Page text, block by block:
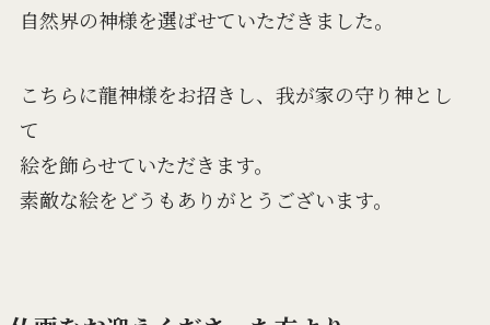
自然界の神様を選ばせていただきました。
こちらに龍神様をお招きし、我が家の守り神とし
て
絵を飾らせていただきます。
素敵な絵をどうもありがとうございます。